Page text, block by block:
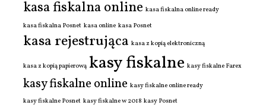
kasa fiskalna online kasa fiskalna online ready
kasa fiskalna Posnet kasa online kasa Posnet
kasa rejestrująca kasa z kopią elektroniczną
kasa z kopią papierową kasy fiskalne kasy fiskalne Farex
kasy fiskalne online kasy fiskalne online ready
kasy fiskalne Posnet kasy fiskalne w 2018 kasy Posnet